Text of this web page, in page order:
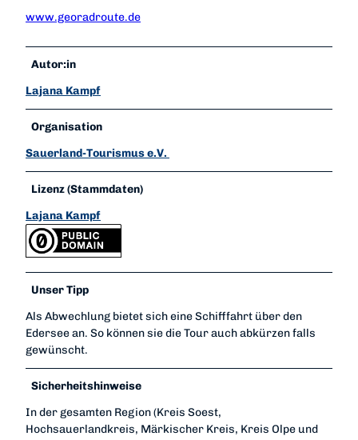
www.georadroute.de
Autor:in
Lajana Kampf
Organisation
Sauerland-Tourismus e.V.
Lizenz (Stammdaten)
Lajana Kampf
Unser Tipp
Als Abwechlung bietet sich eine Schifffahrt über den
Edersee an. So können sie die Tour auch abkürzen falls
gewünscht.
Sicherheitshinweise
In der gesamten Region (Kreis Soest,
Hochsauerlandkreis, Märkischer Kreis, Kreis Olpe und